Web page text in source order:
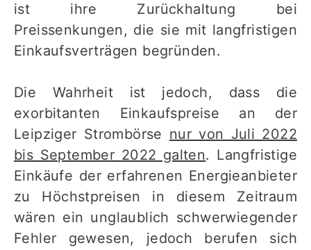
ist ihre Zurückhaltung bei
Preissenkungen, die sie mit langfristigen
Einkaufsverträgen begründen.
Die Wahrheit ist jedoch, dass die
exorbitanten Einkaufspreise an der
Leipziger Strombörse nur von Juli 2022
bis September 2022 galten. Langfristige
Einkäufe der erfahrenen Energieanbieter
zu Höchstpreisen in diesem Zeitraum
wären ein unglaublich schwerwiegender
Fehler gewesen, jedoch berufen sich